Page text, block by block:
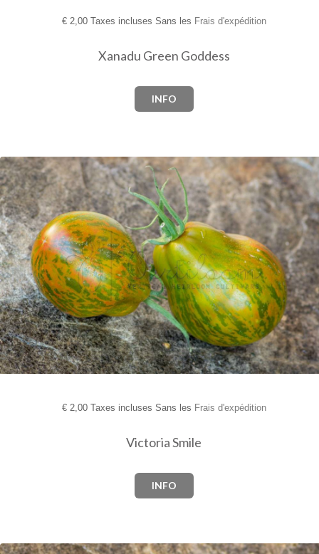
€2,00 Taxes incluses Sans les Frais d'expédition
Xanadu Green Goddess
INFO
€2,00 Taxes incluses Sans les Frais d'expédition
Victoria Smile
INFO